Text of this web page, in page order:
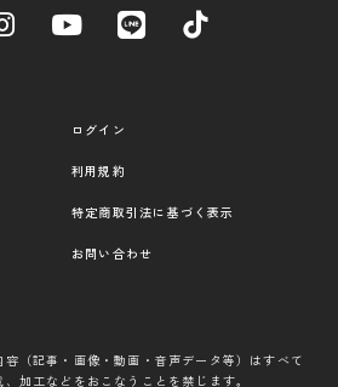
ログイン
利用規約
特定商取引法に基づく表示
お問い合わせ
（記事・画像・動画・音声データ等）はすべて
加工などをおこなうことを禁じます。